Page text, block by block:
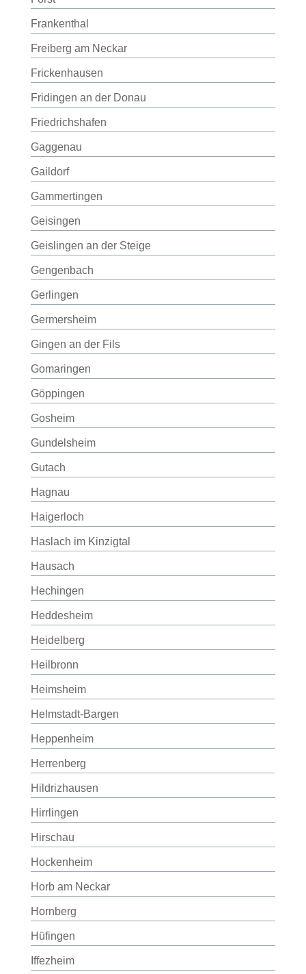
Frankenthal
Freiberg am Neckar
Frickenhausen
Fridingen an der Donau
Friedrichshafen
Gaggenau
Gaildorf
Gammertingen
Geisingen
Geislingen an der Steige
Gengenbach
Gerlingen
Germersheim
Gingen an der Fils
Gomaringen
Göppingen
Gosheim
Gundelsheim
Gutach
Hagnau
Haigerloch
Haslach im Kinzigtal
Hausach
Hechingen
Heddesheim
Heidelberg
Heilbronn
Heimsheim
Helmstadt-Bargen
Heppenheim
Herrenberg
Hildrizhausen
Hirrlingen
Hirschau
Hockenheim
Horb am Neckar
Hornberg
Hüfingen
Iffezheim